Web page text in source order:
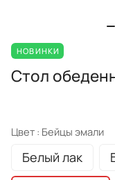
НОВИНКИ
Стол
Цвет : Бейцы эмали
Белый лак